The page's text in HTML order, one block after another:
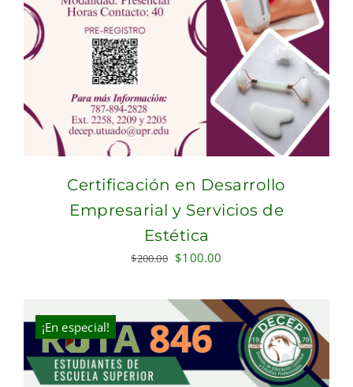
Certificación en Desarrollo
Empresarial y Servicios de
Estética
$200.00 Original
was:
$200.00.
$100.00
is:
$100.00.
¡En especial!